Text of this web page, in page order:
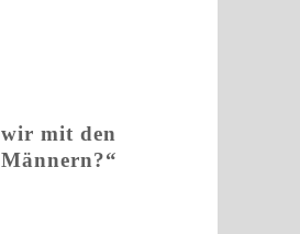
wir mit den
Männern?“